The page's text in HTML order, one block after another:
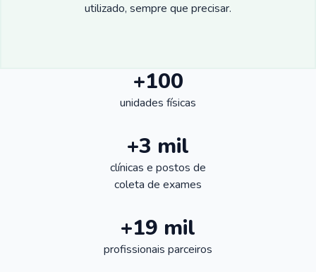
utilizado, sempre que precisar.
+100
unidades físicas
+3 mil
clínicas e postos de
coleta de exames
+19 mil
profissionais parceiros